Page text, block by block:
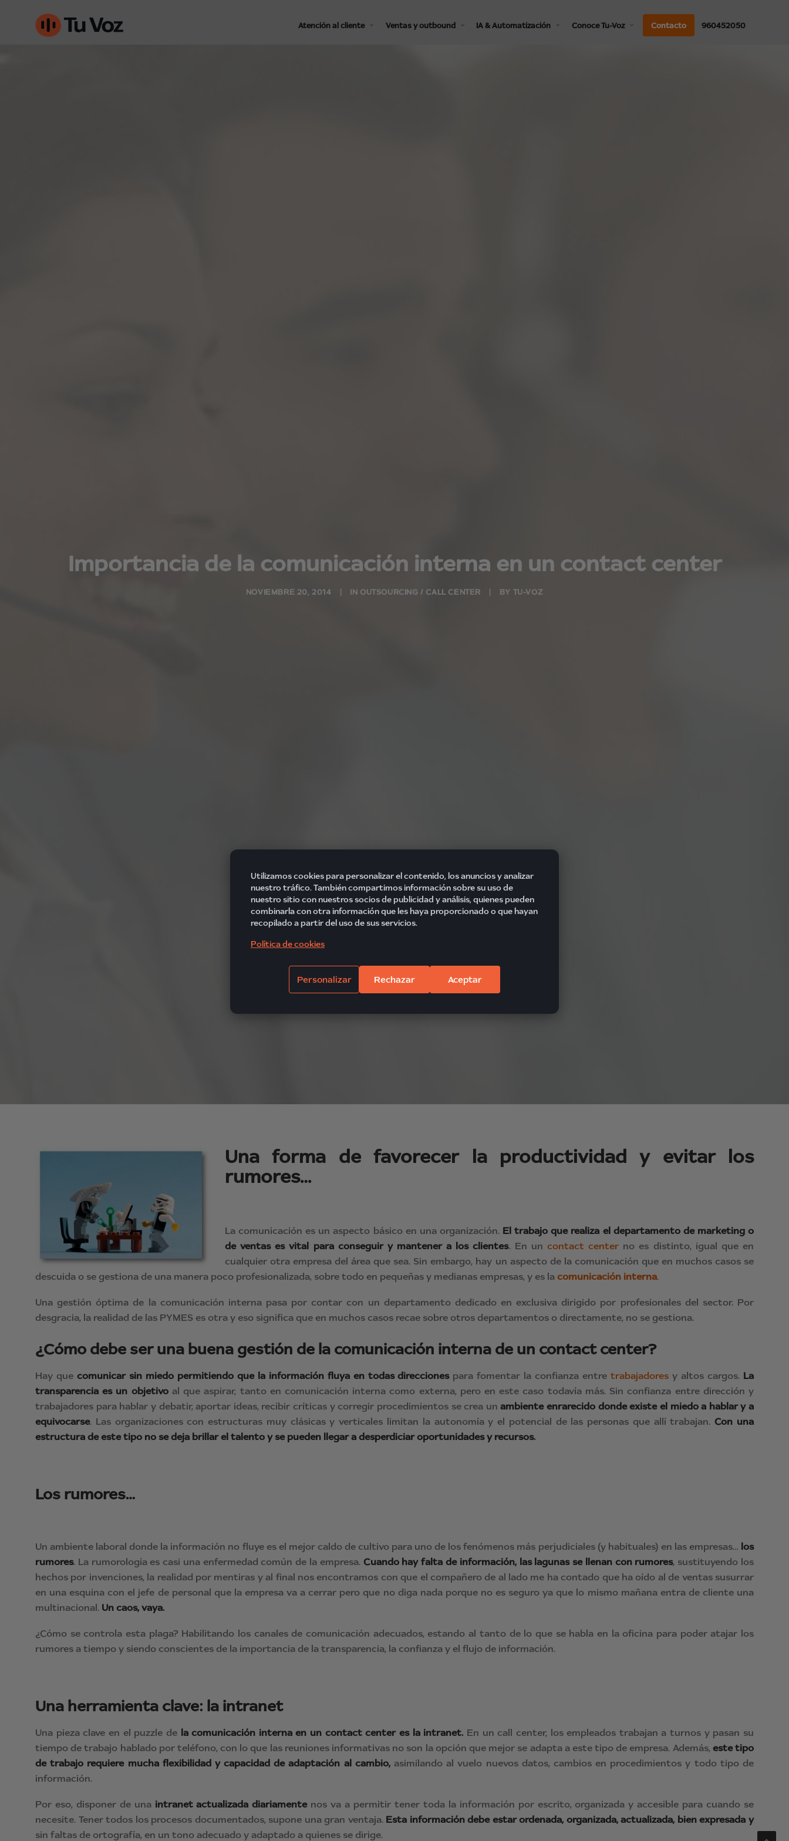
Atención al cliente Ventas y outbound IA & Automatización Conoce Tu-Voz Contacto 960452050
Importancia de la comunicación interna en un contact center
NOVIEMBRE 20, 2014 IN OUTSOURCING / CALL CENTER BY TU-VOZ
Una forma de favorecer la productividad y evitar los
rumores…
La comunicación es un aspecto básico en una organización. El trabajo que realiza el departamento de marketing o
de ventas es vital para conseguir y mantener a los clientes. En un contact center no es distinto, igual que en
cualquier otra empresa del área que sea. Sin embargo, hay un aspecto de la comunicación que en muchos casos se
descuida o se gestiona de una manera poco profesionalizada, sobre todo en pequeñas y medianas empresas, y es la comunicación interna.
Una gestión óptima de la comunicación interna pasa por contar con un departamento dedicado en exclusiva dirigido por profesionales del sector. Por
desgracia, la realidad de las PYMES es otra y eso significa que en muchos casos recae sobre otros departamentos o directamente, no se gestiona.
¿Cómo debe ser una buena gestión de la comunicación interna de un contact center?
Hay que comunicar sin miedo permitiendo que la información fluya en todas direccionespara fomentar la confianza entretrabajadores y altos cargos. La
transparencia es un objetivoal que aspirar, tanto en comunicación interna como externa, pero en este caso todavía más. Sin confianza entre dirección y
trabajadores para hablar y debatir, aportar ideas, recibir críticas y corregir procedimientos se crea unambiente enrarecido donde existe el miedo a hablar y a
equivocarse. Las organizaciones con estructuras muy clásicas y verticales limitan la autonomía y el potencial de las personas que allí trabajan.Con una
estructura de este tipo no se deja brillar el talento y se pueden llegar a desperdiciar oportunidades y recursos.
Los rumores…
Un ambiente laboral donde la información no fluye es el mejor caldo de cultivo para uno de los fenómenos más perjudiciales (y habituales) en las empresas… los
rumores. La rumorología es casi una enfermedad común de la empresa. Cuando hay falta de información, las lagunas se llenan con rumores, sustituyendo los
hechos por invenciones, la realidad por mentiras y al final nos encontramos con que el compañero de al lado me ha contado que ha oído al de ventas susurrar
en una esquina con el jefe de personal que la empresa va a cerrar pero que no diga nada porque no es seguro ya que lo mismo mañana entra de cliente una
multinacional. Un caos, vaya.
¿Cómo se controla esta plaga? Habilitando los canales de comunicación adecuados, estando al tanto de lo que se habla en la oficina para poder atajar los
rumores a tiempo y siendo conscientes de la importancia de la transparencia, la confianza y el flujo de información.
Una herramienta clave: la intranet
Una pieza clave en el puzzle de la comunicación interna en un contact center es la intranet. En un call center, los empleados trabajan a turnos y pasan su
tiempo de trabajo hablado por teléfono, con lo que las reuniones informativas no son la opción que mejor se adapta a este tipo de empresa. Además, este tipo
de trabajo requiere mucha flexibilidad y capacidad de adaptación al cambio, asimilando al vuelo nuevos datos, cambios en procedimientos y todo tipo de
información.
Por eso, disponer de una intranet actualizada diariamentenos va a permitir tener toda la información por escrito, organizada y accesible para cuando se
necesite. Tener todos los procesos documentados, supone una gran ventaja. Esta información debe estar ordenada, organizada, actualizada, bien expresada y
sin faltas de ortografía, en un tono adecuado y adaptado a quienes se dirige.
Utilizamos cookies para personalizar el contenido, los anuncios y analizar
nuestro tráfico. También compartimos información sobre su uso de
nuestro sitio con nuestros socios de publicidad y análisis, quienes pueden
combinarla con otra información que les haya proporcionado o que hayan
recopilado a partir del uso de sus servicios.
Política de cookies
Personalizar Rechazar Aceptar